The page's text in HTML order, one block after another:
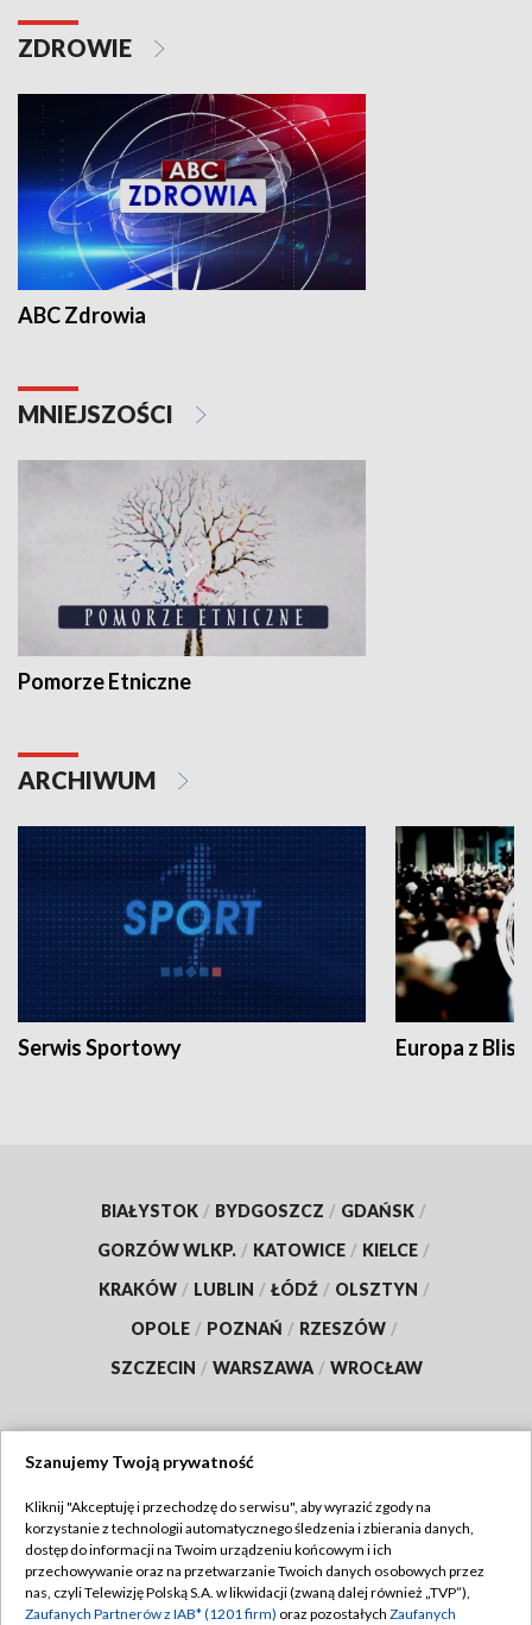
ZDROWIE
ABC Zdrowia
MNIEJSZOŚCI
Pomorze Etniczne
ARCHIWUM
Serwis Sportowy Europa z
BIAŁYSTOK / BYDGOSZCZ / GDAŃSK /
GORZÓW WLKP. / KATOWICE / KIELCE /
KRAKÓW / LUBLIN / ŁÓDŹ / OLSZTYN /
OPOLE / POZNAŃ / RZESZÓW /
SZCZECIN / WARSZAWA / WROCŁAW
TVP
Abonament TVP
Emisja w TVP
Regulamin TVP
Polityka prywatności
Szanujemy Twoją prywatność
Kliknij "Akceptuję i przechodzę do serwisu", aby wyrazić zgody na
korzystanie z technologii automatycznego śledzenia i zbierania danych,
dostęp do informacji na Twoim urządzeniu końcowym i ich
przechowywanie oraz na przetwarzanie Twoich danych osobowych przez
nas, czyli Telewizję Polską S.A. w likwidacji (zwaną dalej również „TVP”),
Zaufanych Partnerów z IAB* (1201 firm) oraz pozostałych Zaufanych